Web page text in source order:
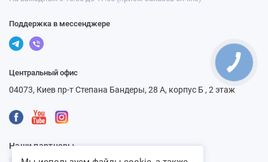
Поддержка в мессенджере
Центральный офис
04073, Киев пр-т Степана Бандеры, 28 А, корпус Б , 2 этаж
Наши партнеры